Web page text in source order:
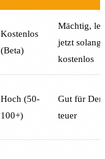
Kostenlos
(Beta)
Mächtig,
jetzt solange
kostenlos
Hoch (50-
100+)
Gut für
teuer